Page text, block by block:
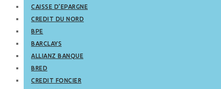
CAISSE D’EPARGNE
CREDIT DU NORD
BPE
BARCLAYS
ALLIANZ BANQUE
BRED
CREDIT FONCIER